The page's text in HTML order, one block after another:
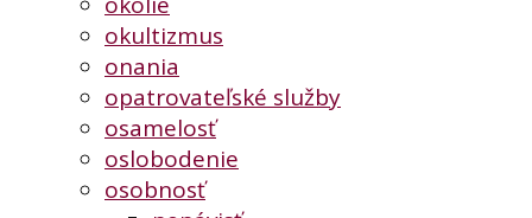
okultizmus
onania
opatrovateľské služby
osamelosť
oslobodenie
osobnosť